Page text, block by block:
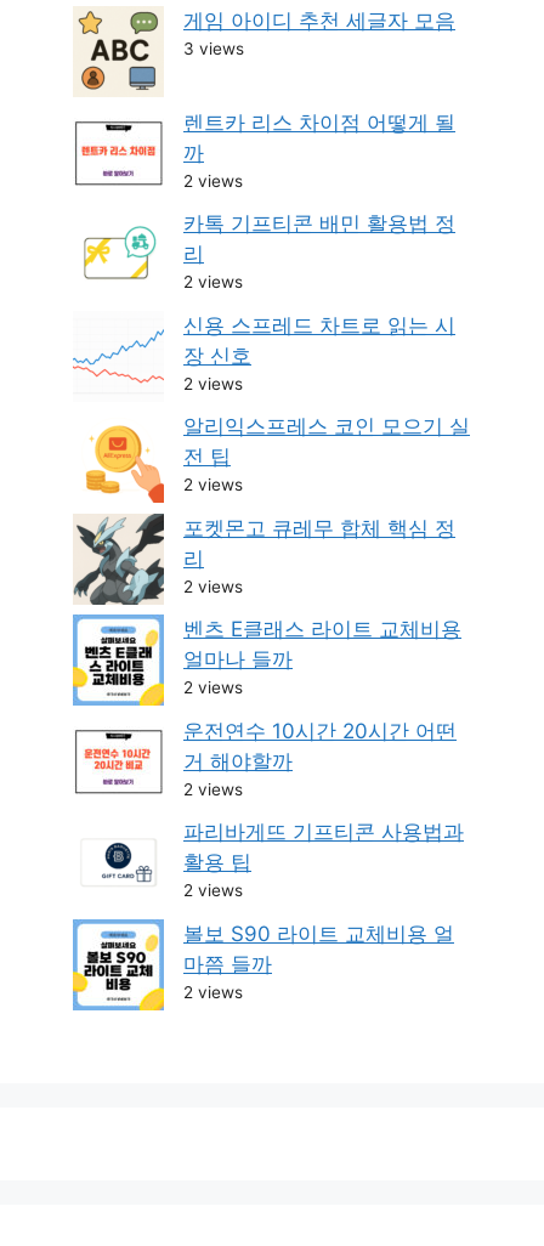
게임 아이디 추천 세글자 모음
3 views
렌트카 리스 차이점 어떻게 될
까
2 views
카톡 기프티콘 배민 활용법 정
리
2 views
신용 스프레드 차트로 읽는 시
장 신호
2 views
알리익스프레스 코인 모으기 실
전 팁
2 views
포켓몬고 큐레무 합체 핵심 정
리
2 views
벤츠 E클래스 라이트 교체비용
얼마나 들까
2 views
운전연수 10시간 20시간 어떤
거 해야할까
2 views
파리바게뜨 기프티콘 사용법과
활용 팁
2 views
볼보 S90 라이트 교체비용 얼
마쯤 들까
2 views